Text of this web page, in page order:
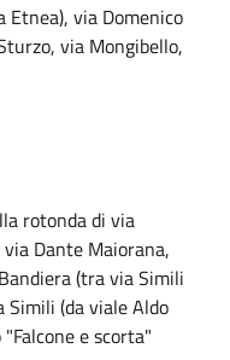
Etnea), via Domenico
via Mongibello,
rotonda di via
Dante Maiorana,
(tra via Simili
Simili (da viale Aldo
"Falcone e scorta"